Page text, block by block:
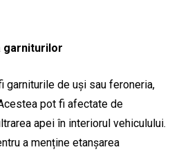
garniturilor
garniturile de uși sau feroneria,
pot fi afectate de
apei în interiorul vehiculului.
a menține etanșarea